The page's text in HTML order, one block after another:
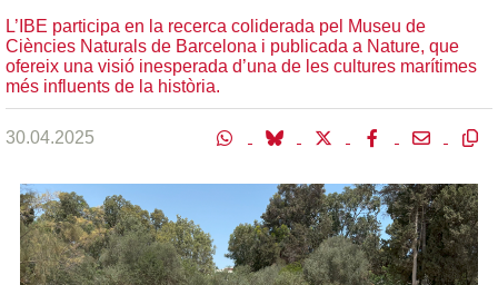
L’IBE participa en la recerca coliderada pel Museu de
Ciències Naturals de Barcelona i publicada a Nature, que
ofereix una visió inesperada d’una de les cultures marítimes
més influents de la història.
30.04.2025